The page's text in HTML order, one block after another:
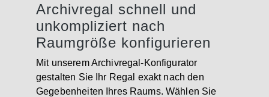
Archivregal schnell und
unkompliziert nach
Raumgröße konfigurieren
Mit unserem Archivregal-Konfigurator
gestalten Sie Ihr Regal exakt nach den
Gegebenheiten Ihres Raums. Wählen Sie